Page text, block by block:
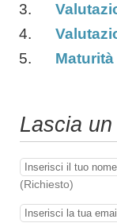
Lascia
(Richiesto)